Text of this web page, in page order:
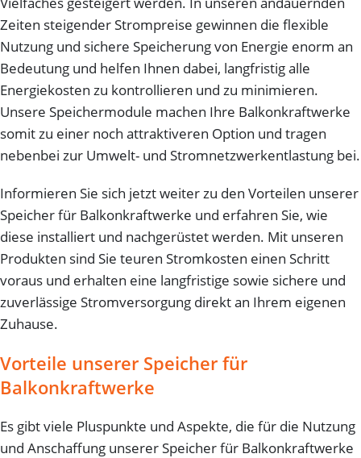
Zeiten steigender Strompreise gewinnen die flexible
Nutzung und sichere Speicherung von Energie enorm an
Bedeutung und helfen Ihnen dabei, langfristig alle
Energiekosten zu kontrollieren und zu minimieren.
Unsere Speichermodule machen Ihre Balkonkraftwerke
somit zu einer noch attraktiveren Option und tragen
nebenbei zur Umwelt- und Stromnetzwerkentlastung bei.
Informieren Sie sich jetzt weiter zu den Vorteilen unserer
Speicher für Balkonkraftwerke und erfahren Sie, wie
diese installiert und nachgerüstet werden. Mit unseren
Produkten sind Sie teuren Stromkosten einen Schritt
voraus und erhalten eine langfristige sowie sichere und
zuverlässige Stromversorgung direkt an Ihrem eigenen
Zuhause.
Vorteile unserer Speicher für
Balkonkraftwerke
Es gibt viele Pluspunkte und Aspekte, die für die Nutzung
und Anschaffung unserer Speicher für Balkonkraftwerke